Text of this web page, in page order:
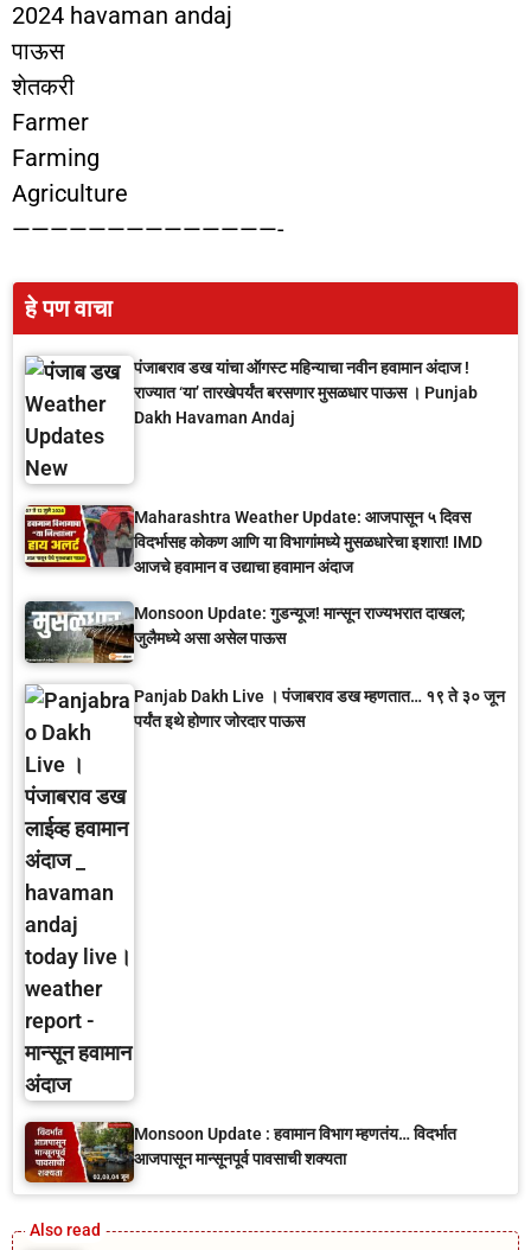
2024 havaman andaj
पाऊस
शेतकरी
Farmer
Farming
Agriculture
——————————————-
हे पण वाचा
पंजाबराव डख यांचा ऑगस्ट महिन्याचा नवीन हवामान अंदाज !
राज्यात ‘या’ तारखेपर्यंत बरसणार मुसळधार पाऊस । Punjab
Dakh Havaman Andaj
Maharashtra Weather Update: आजपासून ५ दिवस
विदर्भासह कोकण आणि या विभागांमध्ये मुसळधारेचा इशारा! IMD
आजचे हवामान व उद्याचा हवामान अंदाज
Monsoon Update: गुडन्यूज! मान्सून राज्यभरात दाखल;
जुलैमध्ये असा असेल पाऊस
Panjab Dakh Live । पंजाबराव डख म्हणतात… १९ ते ३० जून
पर्यंत इथे होणार जोरदार पाऊस
Monsoon Update : हवामान विभाग म्हणतंय… विदर्भात
आजपासून मान्सूनपूर्व पावसाची शक्यता